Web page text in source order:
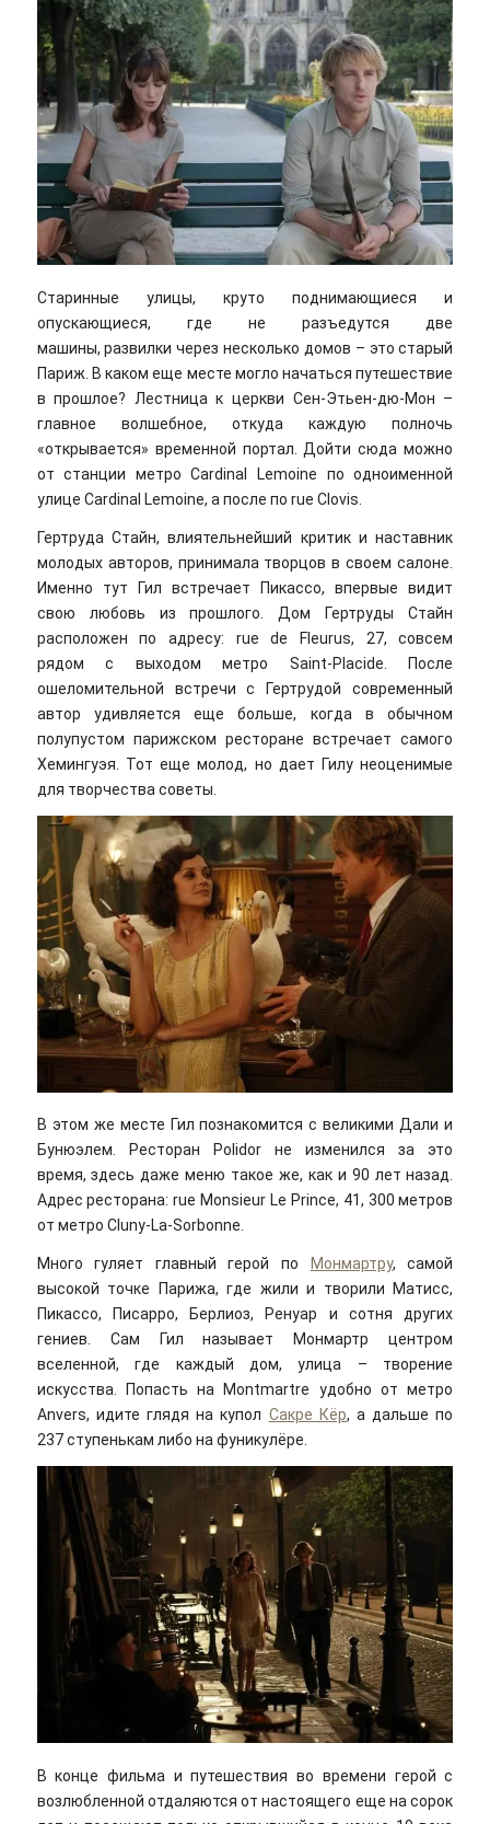
Старинные улицы, круто поднимающиеся и
опускающиеся, где не разъедутся две
машины, развилки через несколько домов – это старый
Париж. В каком еще месте могло начаться путешествие
в прошлое? Лестница к церкви Сен-Этьен-дю-Мон –
главное волшебное, откуда каждую полночь
«открывается» временной портал. Дойти сюда можно
от станции метро Cardinal Lemoine по одноименной
улице Cardinal Lemoine, а после по rue Clovis.
Гертруда Стайн, влиятельнейший критик и наставник
молодых авторов, принимала творцов в своем салоне.
Именно тут Гил встречает Пикассо, впервые видит
свою любовь из прошлого. Дом Гертруды Стайн
расположен по адресу: rue de Fleurus, 27, совсем
рядом с выходом метро Saint-Placide. После
ошеломительной встречи с Гертрудой современный
автор удивляется еще больше, когда в обычном
полупустом парижском ресторане встречает самого
Хемингуэя. Тот еще молод, но дает Гилу неоценимые
для творчества советы.
В этом же месте Гил познакомится с великими Дали и
Бунюэлем. Ресторан Polidor не изменился за это
время, здесь даже меню такое же, как и 90 лет назад.
Адрес ресторана: rue Monsieur Le Prince, 41, 300 метров
от метро Cluny-La-Sorbonne.
Много гуляет главный герой по Монмартру, самой
высокой точке Парижа, где жили и творили Матисс,
Пикассо, Писарро, Берлиоз, Ренуар и сотня других
гениев. Сам Гил называет Монмартр центром
вселенной, где каждый дом, улица – творение
искусства. Попасть на Montmartre удобно от метро
Anvers, идите глядя на купол Сакре Кёр, а дальше по
237 ступенькам либо на фуникулёре.
В конце фильма и путешествия во времени герой с
возлюбленной отдаляются от настоящего еще на сорок